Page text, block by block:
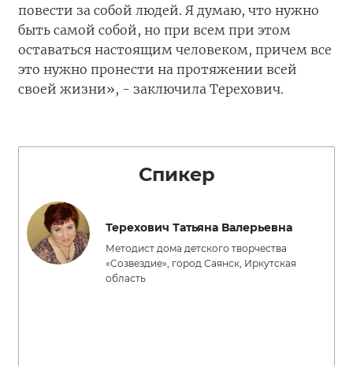
повести за собой людей. Я думаю, что нужно
быть самой собой, но при всем при этом
оставаться настоящим человеком, причем все
это нужно пронести на протяжении всей
своей жизни», - заключила Терехович.
Спикер
Терехович Татьяна Валерьевна
Методист дома детского творчества
«Созвездие», город Саянск, Иркутская
область